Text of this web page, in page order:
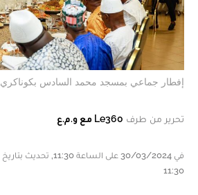
إفطار جماعي بمسجد محمد السادس بكوناكري
تحرير من طرف Le360 مع و.م.ع
11:30